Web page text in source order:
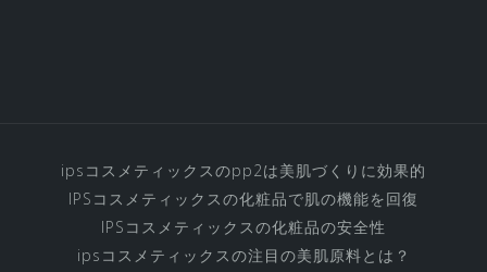
ipsコスメティックスのpp2は美肌づくりに効果的
IPSコスメティックスの化粧品で肌の機能を回復
IPSコスメティックスの化粧品の安全性
ipsコスメティックスの注目の美肌原料とは？